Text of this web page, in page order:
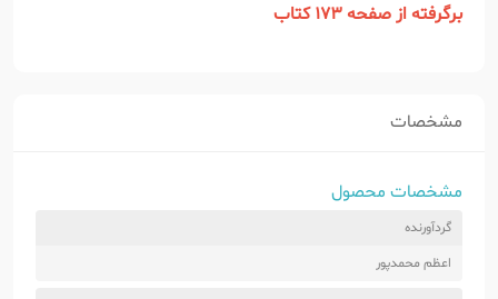
برگرفته از صفحه 173 کتاب
مشخصات
مشخصات محصول
گردآورنده
اعظم محمدپور